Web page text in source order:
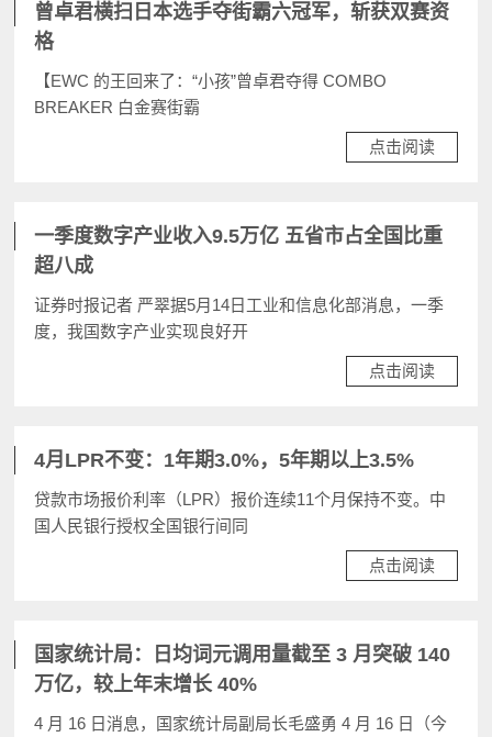
曾卓君横扫日本选手夺街霸六冠军，斩获双赛资
格
【EWC 的王回来了：“小孩”曾卓君夺得 COMBO
BREAKER 白金赛街霸
点击阅读
一季度数字产业收入9.5万亿 五省市占全国比重
超八成
证券时报记者 严翠据5月14日工业和信息化部消息，一季
度，我国数字产业实现良好开
点击阅读
4月LPR不变：1年期3.0%，5年期以上3.5%
贷款市场报价利率（LPR）报价连续11个月保持不变。中
国人民银行授权全国银行间同
点击阅读
国家统计局：日均词元调用量截至 3 月突破 140
万亿，较上年末增长 40%
4 月 16 日消息，国家统计局副局长毛盛勇 4 月 16 日（今